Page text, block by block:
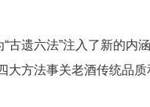
遗六法”注入了新的内涵
大方法事关老酒传统品